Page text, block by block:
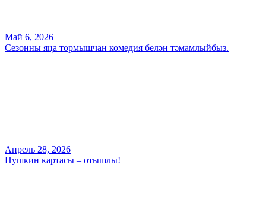
Май 6, 2026
Сезонны яңа тормышчан комедия белән тәмамлыйбыз.
Апрель 28, 2026
Пушкин картасы – отышлы!